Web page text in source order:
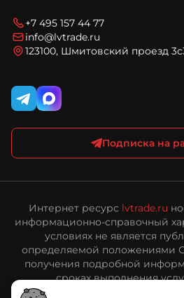
Соглашение на обработку
Политика
персональных данных
Карта сайта
Подписка на
+7 495 157 44 77
info@lvtrade.ru
123100, Шмитовский проезд
Интернет ресурс lvtrade.ru
информационно-справочный
условиях не является
определяемой положениями
получения подробной
сроках выполнения
характеристиках